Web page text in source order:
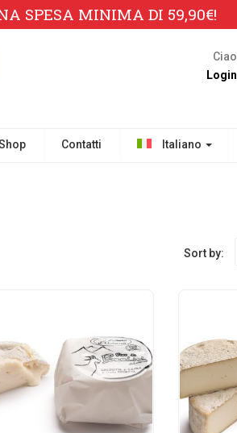
SPESA MINIMA DI 59,90€!
Ciao
Login
Contatti Italiano
Sort by: